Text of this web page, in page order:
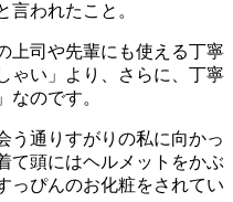
言われたこと。
上司や先輩にも使える丁寧
ゃい」より、さらに、丁寧
なのです。
う通りすがりの私に向かっ
て頭にはヘルメットをかぶ
っぴんのお化粧をされてい